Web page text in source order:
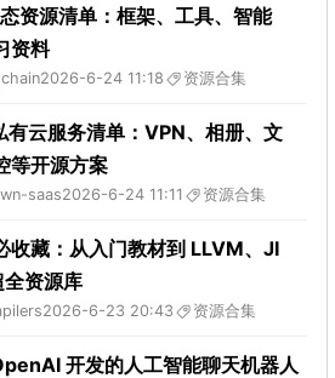
资源清单：框架、工具、智能
资料
2026-6-24 11:18 资源合集
有云服务清单：VPN、相册、文
等开源方案
saas2026-6-24 11:11 资源合集
收藏：从入门教材到 LLVM、JI
资源库
2026-6-23 20:43 资源合集
开发的人工智能聊天机器人